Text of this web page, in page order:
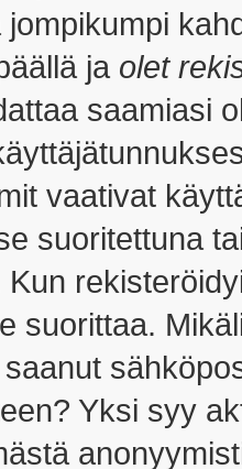
jompikumpi
ja olet
saamiasi
vaativat
suoritettuna
suorittaa.
Yksi syy